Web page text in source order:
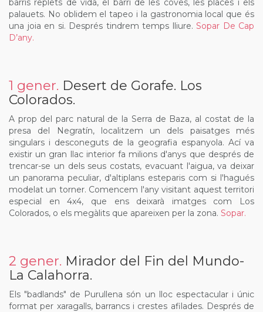
barris replets de vida, el barri de les coves, les places i els
palauets. No oblidem el tapeo i la gastronomia local que és
una joia en si. Després tindrem temps lliure. Sopar De Cap
D’any.
1 gener. Desert de Gorafe. Los
Colorados.
A prop del parc natural de la Serra de Baza, al costat de la
presa del Negratín, localitzem un dels paisatges més
singulars i desconeguts de la geografia espanyola. Ací va
existir un gran llac interior fa milions d'anys que després de
trencar-se un dels seus costats, evacuant l'aigua, va deixar
un panorama peculiar, d'altiplans esteparis com si l'hagués
modelat un torner. Comencem l'any visitant aquest territori
especial en 4x4, que ens deixarà imatges com Los
Colorados, o els megàlits que apareixen per la zona. Sopar.
2 gener. Mirador del Fin del Mundo-
La Calahorra.
Els "badlands" de Purullena són un lloc espectacular i únic
format per xaragalls, barrancs i crestes afilades. Després de